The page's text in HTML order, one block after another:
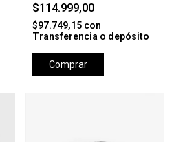
$114.999,00
$97.749,15 con
Transferencia o depósito
Comprar